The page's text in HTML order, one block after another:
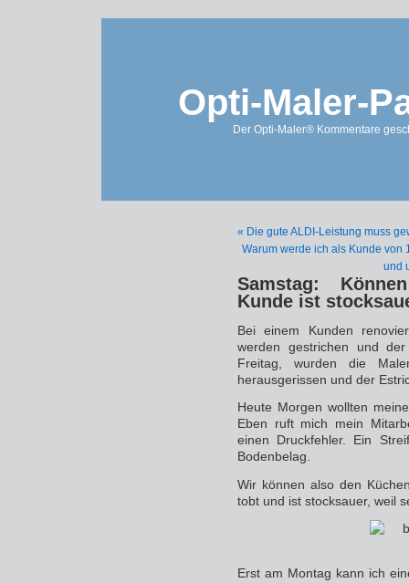
Opti-Maler-
Der Opti-Maler® Kommentare
« Die gute ALDI-Leistung muss
Warum werde ich als Kunde von
und
Samstag:
Kunde ist
Bei einem Kunden
werden gestrichen und
Freitag, wurden die
herausgerissen und der
Heute Morgen wollten
Eben ruft mich mein
einen Druckfehler. Ein
Bodenbelag.
Wir können also den
tobt und ist stocksauer, weil
Erst am Montag kann ich